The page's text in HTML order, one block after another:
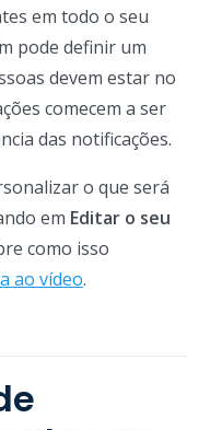
em todo o seu
pode definir um
devem estar no
comecem a ser
das notificações.
o que será
em Editar o seu
como isso
ao vídeo.